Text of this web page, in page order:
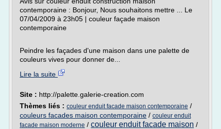
contemporaine : Bonjour, Nous souhaitons mettre ... Le
07/04/2009 à 23h05 | couleur façade maison
contemporaine
Peindre les façades d'une maison dans une palette de
couleurs vives pour donner de...
Lire la suite
Site : http://palette.galerie-creation.com
Thèmes liés : couleur enduit facade maison contemporaine /
couleurs facades maison contemporaine / couleur enduit
facade maison moderne / couleur enduit facade maison /